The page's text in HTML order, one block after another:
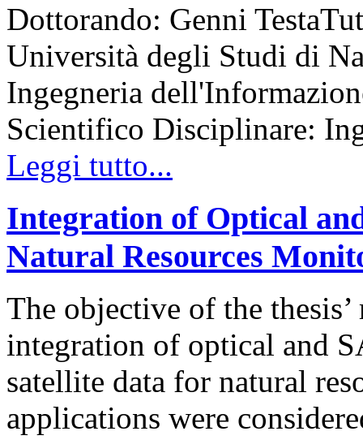
Dottorando: Genni
Università degli Studi di
Ingegneria
Scientifico Disciplinare:
Leggi tutto...
Integration of Optical
Natural Resources
The objective of the
integration of optical and
satellite data for natural
applications were